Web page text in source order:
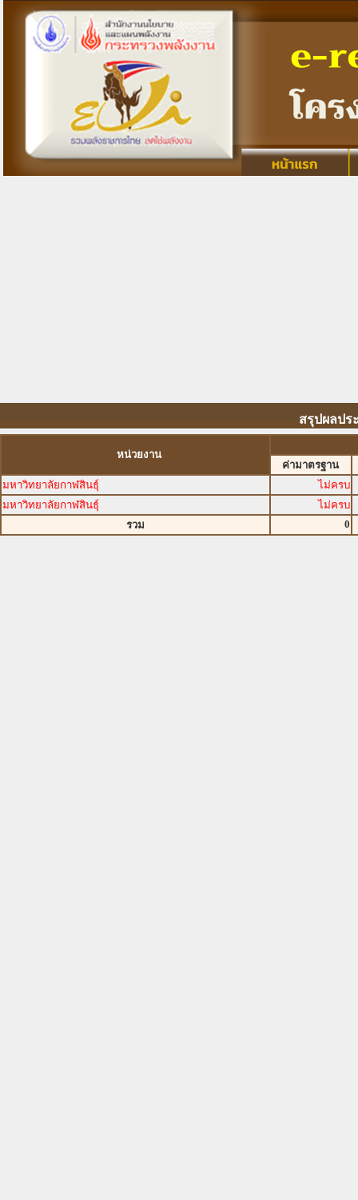
สรุปผลปร
หน่วยงาน
ค่ามาตรฐาน
มหาวิทยาลัยกาฬสินธุ์
ไม่ครบ
มหาวิทยาลัยกาฬสินธุ์
ไม่ครบ
รวม
0